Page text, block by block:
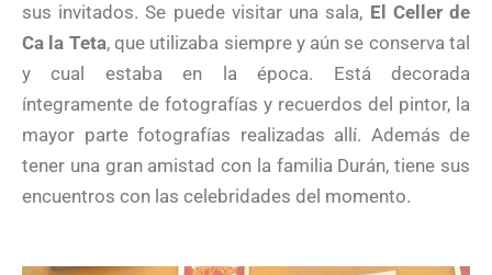
sus invitados. Se puede visitar una sala, El Celler de
Ca la Teta, que utilizaba siempre y aún se conserva tal
y cual estaba en la época. Está decorada
íntegramente de fotografías y recuerdos del pintor, la
mayor parte fotografías realizadas allí. Además de
tener una gran amistad con la familia Durán, tiene sus
encuentros con las celebridades del momento.